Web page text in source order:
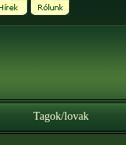
Tagok/lovak